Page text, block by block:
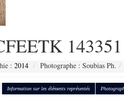
143351
: 2014 Photographe : Soubias Ph.
Information sur les éléments représentés